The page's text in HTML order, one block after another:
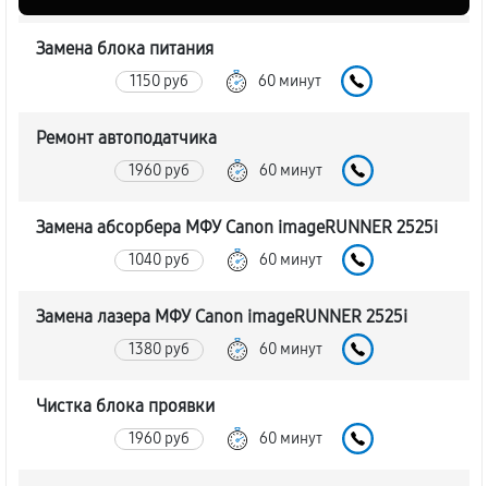
Замена блока питания
1150 руб 60 минут
Ремонт автоподатчика
1960 руб 60 минут
Замена абсорбера МФУ Canon imageRUNNER 2525i
1040 руб 60 минут
Замена лазера МФУ Canon imageRUNNER 2525i
1380 руб 60 минут
Чистка блока проявки
1960 руб 60 минут